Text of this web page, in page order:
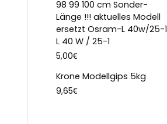
98 99 100 cm Sonder-
Länge !!! aktuelles Modell
ersetzt Osram-L 40w/25-1
L 40 W / 25-1
5,00€
Krone Modellgips 5kg
9,65€